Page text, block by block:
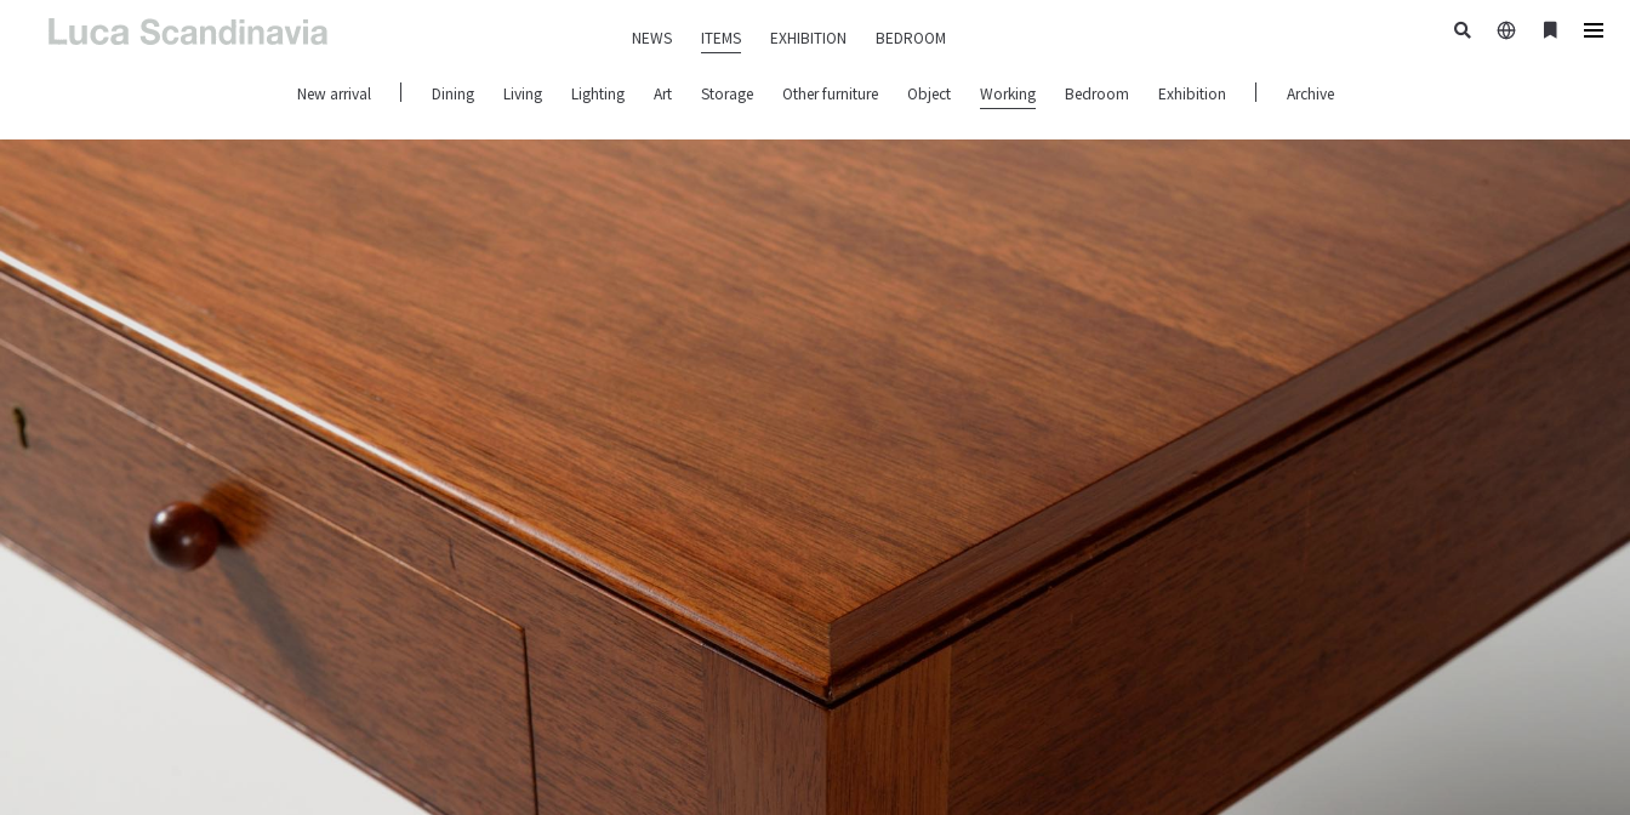
NEWS ITEMS EXHIBITION BEDROOM
日
ブ
New arrival Dining Living Lighting Art Storage Other furniture Object Working Bedroom Exhibition Archive